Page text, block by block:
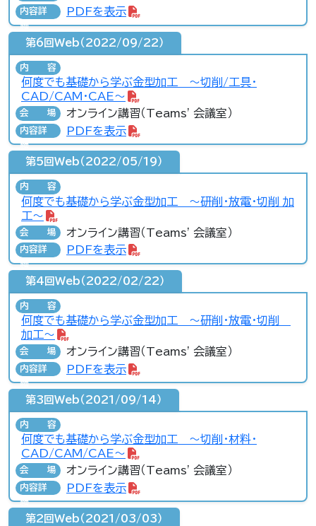
内容詳
細
PDFを表示
第6回Web（2022/09/22）
内容
何度でも基礎から学ぶ金型加工 ～切削/工具・
CAD/CAM・CAE～
会場 オンライン講習（Teams' 会議室）
内容詳
細
PDFを表示
第5回Web（2022/05/19）
内容
何度でも基礎から学ぶ金型加工 ～研削・放電・切削 加
工～
会場 オンライン講習（Teams' 会議室）
内容詳
細
PDFを表示
第4回Web（2022/02/22）
内容
何度でも基礎から学ぶ金型加工 ～研削・放電・切削
加工～
会場 オンライン講習（Teams' 会議室）
内容詳
細
PDFを表示
第3回Web（2021/09/14）
内容
何度でも基礎から学ぶ金型加工 ～切削・材料・
CAD/CAM/CAE～
会場 オンライン講習（Teams' 会議室）
内容詳
細
PDFを表示
第2回Web（2021/03/03）